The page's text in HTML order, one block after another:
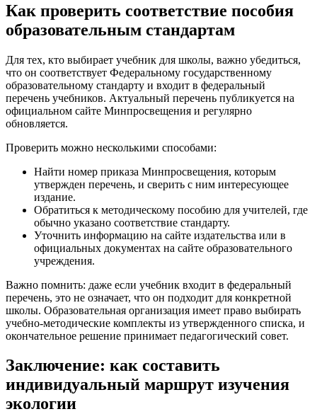
Как проверить соответствие пособия
образовательным стандартам
Для тех, кто выбирает учебник для школы, важно убедиться,
что он соответствует Федеральному государственному
образовательному стандарту и входит в федеральный
перечень учебников. Актуальный перечень публикуется на
официальном сайте Минпросвещения и регулярно
обновляется.
Проверить можно несколькими способами:
Найти номер приказа Минпросвещения, которым
утвержден перечень, и сверить с ним интересующее
издание.
Обратиться к методическому пособию для учителей, где
обычно указано соответствие стандарту.
Уточнить информацию на сайте издательства или в
официальных документах на сайте образовательного
учреждения.
Важно помнить: даже если учебник входит в федеральный
перечень, это не означает, что он подходит для конкретной
школы. Образовательная организация имеет право выбирать
учебно-методические комплекты из утвержденного списка, и
окончательное решение принимает педагогический совет.
Заключение: как составить
индивидуальный маршрут изучения
экологии